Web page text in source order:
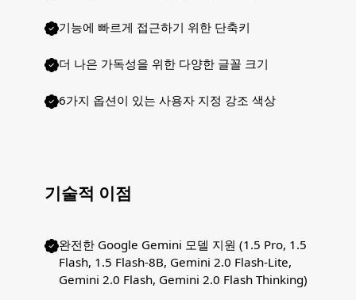
기능에 빠르게 접근하기 위한 단축키
더 나은 가독성을 위한 다양한 글꼴 크기
6가지 옵션이 있는 사용자 지정 강조 색상
기술적 이점
완전한 Google Gemini 모델 지원 (1.5 Pro, 1.5
Flash, 1.5 Flash-8B, Gemini 2.0 Flash-Lite,
Gemini 2.0 Flash, Gemini 2.0 Flash Thinking)